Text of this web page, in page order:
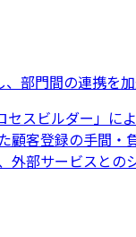
部門間の連携を
セスビルダー」に
顧客登録の手間・
外部サービスとの